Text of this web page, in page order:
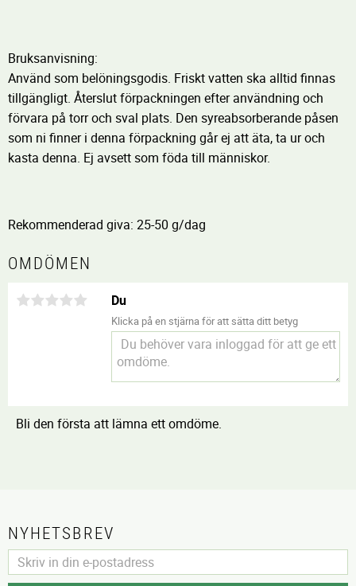
Bruksanvisning:
Använd som belöningsgodis. Friskt vatten ska alltid finnas
tillgängligt. Återslut förpackningen efter användning och
förvara på torr och sval plats. Den syreabsorberande påsen
som ni finner i denna förpackning går ej att äta, ta ur och
kasta denna. Ej avsett som föda till människor.
Rekommenderad giva: 25-50 g/dag
OMDÖMEN
Du
Klicka på en stjärna för att sätta ditt betyg
Bli den första att lämna ett omdöme.
NYHETSBREV